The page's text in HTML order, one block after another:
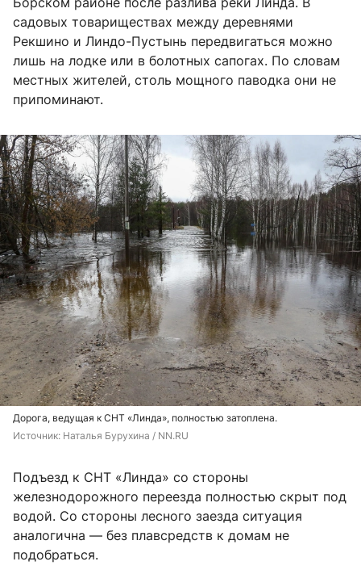
садовых товариществах между деревнями
Рекшино и Линдо-Пустынь передвигаться можно
лишь на лодке или в болотных сапогах. По словам
местных жителей, столь мощного паводка они не
припоминают.
Дорога, ведущая к СНТ «Линда», полностью затоплена.
Источник: Наталья Бурухина / NN.RU
Подъезд к СНТ «Линда» со стороны
железнодорожного переезда полностью скрыт под
водой. Со стороны лесного заезда ситуация
аналогична — без плавсредств к домам не
подобраться.